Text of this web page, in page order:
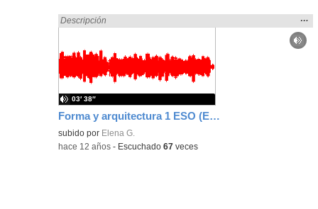
Forma y arquitectura 1 ESO (English)
Encontrado «Arquitectura» en:
Descripción
la
…
subido por Elena G.
03′ 38″
-hace 12 años - Escuchado67 veces